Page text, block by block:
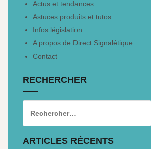
Actus et tendances
Astuces produits et tutos
Infos législation
A propos de Direct Signalétique
Contact
RECHERCHER
ARTICLES RÉCENTS